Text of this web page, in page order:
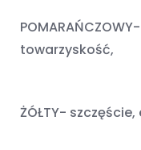
towarzyskość,
ŻÓŁTY-